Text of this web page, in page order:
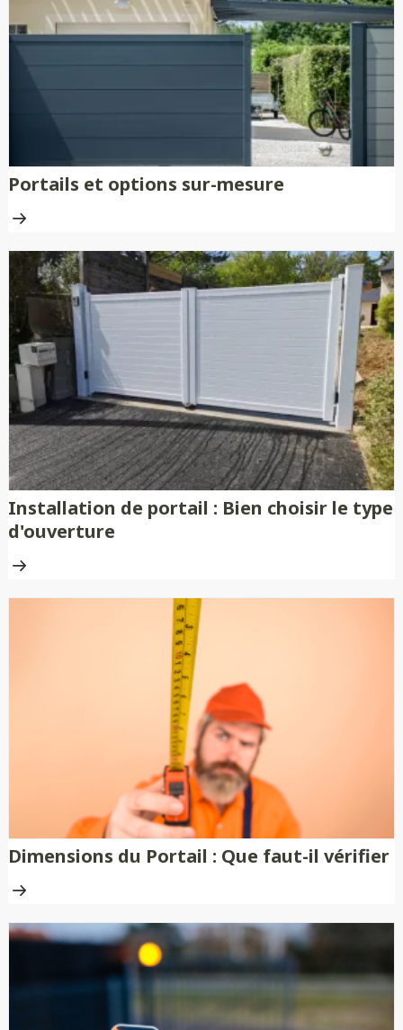
nécessitent aucune peinture ni
traitement anti-rouille.
Portails et options sur-mesure
Installation de portail : Bien choisir le type
d'ouverture
Dimensions du Portail : Que faut-il vérifier